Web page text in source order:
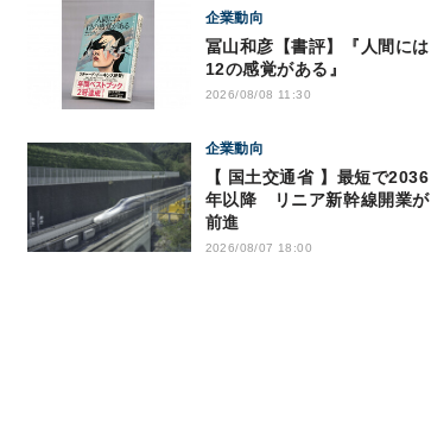
企業動向
冨山和彦【書評】『人間には
12の感覚がある』
2026/08/08 11:30
企業動向
【 国土交通省 】最短で2036
年以降 リニア新幹線開業が
前進
2026/08/07 18:00